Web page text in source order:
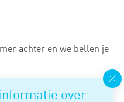
over
achter en we bellen je